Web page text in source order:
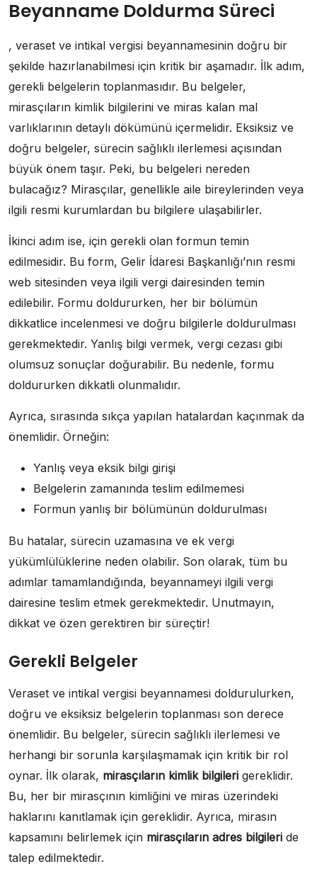
Beyanname Doldurma Süreci
, veraset ve intikal vergisi beyannamesinin doğru bir
şekilde hazırlanabilmesi için kritik bir aşamadır. İlk adım,
gerekli belgelerin toplanmasıdır. Bu belgeler,
mirasçıların kimlik bilgilerini ve miras kalan mal
varlıklarının detaylı dökümünü içermelidir. Eksiksiz ve
doğru belgeler, sürecin sağlıklı ilerlemesi açısından
büyük önem taşır. Peki, bu belgeleri nereden
bulacağız? Mirasçılar, genellikle aile bireylerinden veya
ilgili resmi kurumlardan bu bilgilere ulaşabilirler.
İkinci adım ise, için gerekli olan formun temin
edilmesidir. Bu form, Gelir İdaresi Başkanlığı’nın resmi
web sitesinden veya ilgili vergi dairesinden temin
edilebilir. Formu doldururken, her bir bölümün
dikkatlice incelenmesi ve doğru bilgilerle doldurulması
gerekmektedir. Yanlış bilgi vermek, vergi cezası gibi
olumsuz sonuçlar doğurabilir. Bu nedenle, formu
doldururken dikkatli olunmalıdır.
Ayrıca, sırasında sıkça yapılan hatalardan kaçınmak da
önemlidir. Örneğin:
Yanlış veya eksik bilgi girişi
Belgelerin zamanında teslim edilmemesi
Formun yanlış bir bölümünün doldurulması
Bu hatalar, sürecin uzamasına ve ek vergi
yükümlülüklerine neden olabilir. Son olarak, tüm bu
adımlar tamamlandığında, beyannameyi ilgili vergi
dairesine teslim etmek gerekmektedir. Unutmayın,
dikkat ve özen gerektiren bir süreçtir!
Gerekli Belgeler
Veraset ve intikal vergisi beyannamesi doldurulurken,
doğru ve eksiksiz belgelerin toplanması son derece
önemlidir. Bu belgeler, sürecin sağlıklı ilerlemesi ve
herhangi bir sorunla karşılaşmamak için kritik bir rol
oynar. İlk olarak, mirasçıların kimlik bilgileri gereklidir.
Bu, her bir mirasçının kimliğini ve miras üzerindeki
haklarını kanıtlamak için gereklidir. Ayrıca, mirasın
kapsamını belirlemek için mirasçıların adres bilgileri de
talep edilmektedir.